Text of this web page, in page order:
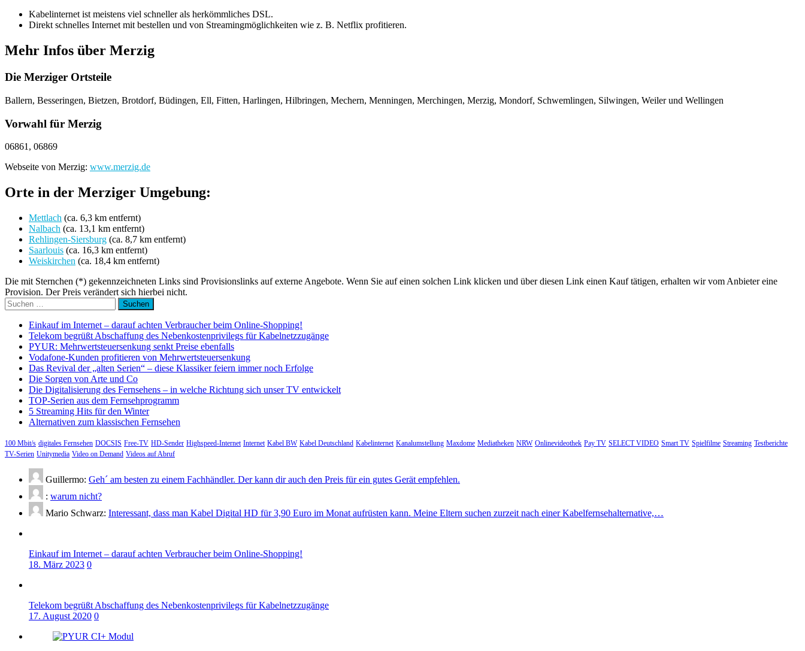
Kabelinternet ist meistens viel schneller als herkömmliches DSL.
Direkt schnelles Internet mit bestellen und von Streamingmöglichkeiten wie z. B. Netflix profitieren.
Mehr Infos über Merzig
Die Merziger Ortsteile
Ballern, Besseringen, Bietzen, Brotdorf, Büdingen, Ell, Fitten, Harlingen, Hilbringen, Mechern, Menningen, Merchingen, Merzig, Mondorf, Schwemlingen, Silwingen, Weiler und Wellingen
Vorwahl für Merzig
06861, 06869
Webseite von Merzig: www.merzig.de
Orte in der Merziger Umgebung:
Mettlach (ca. 6,3 km entfernt)
Nalbach (ca. 13,1 km entfernt)
Rehlingen-Siersburg (ca. 8,7 km entfernt)
Saarlouis (ca. 16,3 km entfernt)
Weiskirchen (ca. 18,4 km entfernt)
Die mit Sternchen (*) gekennzeichneten Links sind Provisionslinks auf externe Angebote. Wenn Sie auf einen solchen Link klicken und über diesen Link einen Kauf tätigen, erhalten wir vom Anbieter eine
Provision. Der Preis verändert sich hierbei nicht.
Suchen
nach:
Einkauf im Internet – darauf achten Verbraucher beim Online-Shopping!
Telekom begrüßt Abschaffung des Nebenkostenprivilegs für Kabelnetzzugänge
PYUR: Mehrwertsteuersenkung senkt Preise ebenfalls
Vodafone-Kunden profitieren von Mehrwertsteuersenkung
Das Revival der „alten Serien“ – diese Klassiker feiern immer noch Erfolge
Die Sorgen von Arte und Co
Die Digitalisierung des Fernsehens – in welche Richtung sich unser TV entwickelt
TOP-Serien aus dem Fernsehprogramm
5 Streaming Hits für den Winter
Alternativen zum klassischen Fernsehen
100 Mbit/s digitales Fernsehen DOCSIS Free-TV HD-Sender Highspeed-Internet Internet Kabel BW Kabel Deutschland Kabelinternet Kanalumstellung Maxdome Mediatheken NRW Onlinevideothek Pay TV SELECT VIDEO Smart TV Spielfilme Streaming Testberichte
TV-Serien Unitymedia Video on Demand Videos auf Abruf
Guillermo: Geh´ am besten zu einem Fachhändler. Der kann dir auch den Preis für ein gutes Gerät empfehlen.
: warum nicht?
Mario Schwarz: Interessant, dass man Kabel Digital HD für 3,90 Euro im Monat aufrüsten kann. Meine Eltern suchen zurzeit nach einer Kabelfernsehalternative,…
Einkauf im Internet – darauf achten Verbraucher beim Online-Shopping!
18. März 2023 0
Telekom begrüßt Abschaffung des Nebenkostenprivilegs für Kabelnetzzugänge
17. August 2020 0